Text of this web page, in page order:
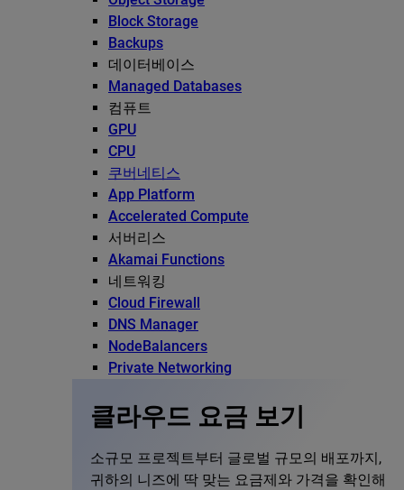
Block Storage
Backups
데이터베이스
Managed Databases
컴퓨트
GPU
CPU
쿠버네티스
App Platform
Accelerated Compute
서버리스
Akamai Functions
네트워킹
Cloud Firewall
DNS Manager
NodeBalancers
Private Networking
클라우드 요금 보기
소규모 프로젝트부터 글로벌 규모의 배포까지,
귀하의 니즈에 딱 맞는 요금제와 가격을 확인해